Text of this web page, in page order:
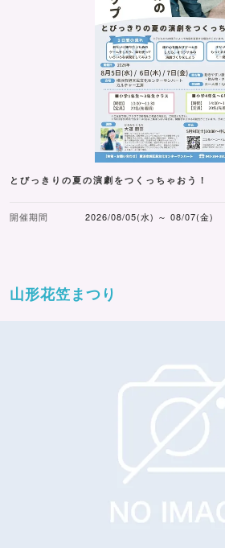
とびっきりの夏の演劇をつくっちゃおう！
開催期間 2026/08/05(水) ～ 08/07(金)
山形花笠まつり